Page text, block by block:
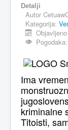
Detalji
Autor
Kategorija:
Ima
kriminalne
Titoisti,